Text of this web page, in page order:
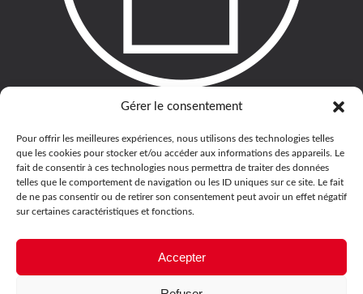
Gérer le consentement
Pour offrir les meilleures expériences, nous utilisons des technologies telles
que les cookies pour stocker et/ou accéder aux informations des appareils. Le
fait de consentir à ces technologies nous permettra de traiter des données
telles que le comportement de navigation ou les ID uniques sur ce site. Le fait
de ne pas consentir ou de retirer son consentement peut avoir un effet négatif
sur certaines caractéristiques et fonctions.
Accepter